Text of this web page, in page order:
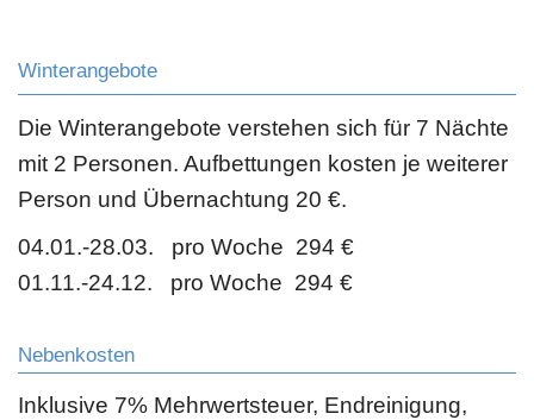
Winterangebote
Die Winterangebote verstehen sich für 7 Nächte
mit 2 Personen. Aufbettungen kosten je weiterer
Person und Übernachtung 20 €.
04.01.-28.03. pro Woche 294 €
01.11.-24.12. pro Woche 294 €
Nebenkosten
Inklusive 7% Mehrwertsteuer, Endreinigung,